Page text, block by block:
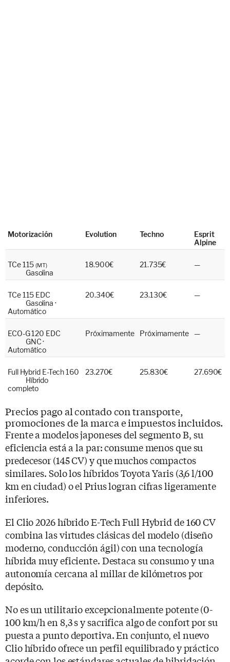
Motorización Evolution Techno
Esprit
Alpine
TCe 115(MT)
Gasolina
18.900€ 21.735€ —
TCe 115 EDC
Gasolina ·
Automático
20.340€ 23.130€ —
ECO-G 120 EDC
GNC ·
Automático
Próximamente Próximamente —
Full Hybrid E-Tech 160
Híbrido
completo
23.270€ 25.830€ 27.690€
Precios pago al contado con transporte,
promociones de la marca e impuestos incluidos.
Frente a modelos japoneses del segmento B, su
eficiencia está a la par: consume menos que su
predecesor (145 CV) y que muchos compactos
similares. Solo los híbridos Toyota Yaris (3,6 l/100
km en ciudad) o el Prius logran cifras ligeramente
inferiores.
El Clio 2026 híbrido E-Tech Full Hybrid de 160 CV
combina las virtudes clásicas del modelo (diseño
moderno, conducción ágil) con una tecnología
híbrida muy eficiente. Destaca su consumo y una
autonomía cercana al millar de kilómetros por
depósito.
No es un utilitario excepcionalmente potente (0-
100 km/h en 8,3 s y sacrifica algo de confort por su
puesta a punto deportiva. En conjunto, el nuevo
Clio híbrido ofrece un perfil equilibrado y práctico